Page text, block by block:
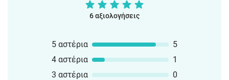
6 αξιολογήσεις
5 αστέρια
5
4 αστέρια
1
3 αστέρια
0